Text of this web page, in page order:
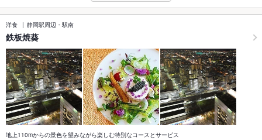
洋食 静岡駅周辺・駅南
鉄板焼葵
地上110mからの景色を望みながら楽しむ特別なコースとサービス